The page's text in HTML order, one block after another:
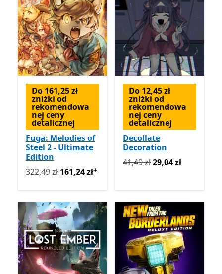
Do 161,25 zł
zniżki od
rekomendowa
nej ceny
detalicznej
Fuga: Melodies of
Steel 2 - Ultimate
Edition
Pierwotnie 322,49 zł teraz 161,24 zł
322,49 zł 161,24 zł+
Do 12,45 zł
zniżki od
rekomendowa
nej ceny
detalicznej
Decollate
Decoration
Pierwotnie 41,49 zł teraz
41,49 zł29,04 zł